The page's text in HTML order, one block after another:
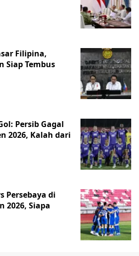
Filipina,
Siap Tembus
Persib Gagal
2026, Kalah dari
Persebaya di
2026, Siapa